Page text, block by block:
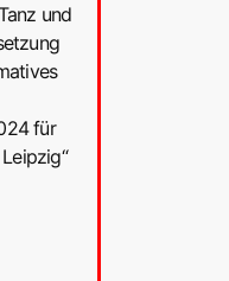
und
für